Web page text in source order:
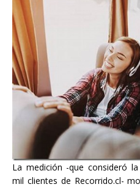
La medición -que consideró
mil clientes de Recorrido.cl-